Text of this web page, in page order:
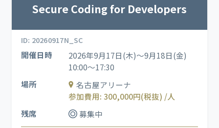
Secure Coding for Developers
ID: 20260917N_SC
開催日時
2026年9月17日(木)～9月18日(金)
10:00～17:30
場所
名古屋アリーナ
参加費用: 300,000円(税抜) /人
残席
募集中